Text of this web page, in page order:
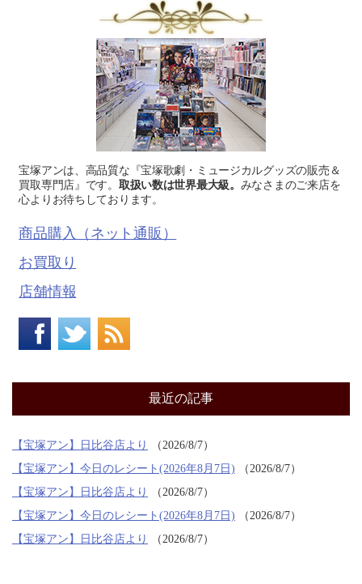
宝塚アンは、高品質な『宝塚歌劇・ミュージカルグッズの販売＆
買取専門店』です。 取扱い数は世界最大級。 みなさまのご来店を
心よりお待ちしております。
商品購入（ネット通販）
お買取り
店舗情報
最近の記事
【宝塚アン】日比谷店より
2026/8/7
【宝塚アン】今日のレシート(2026年8月7日)
2026/8/7
【宝塚アン】日比谷店より
2026/8/7
【宝塚アン】今日のレシート(2026年8月7日)
2026/8/7
【宝塚アン】日比谷店より
2026/8/7